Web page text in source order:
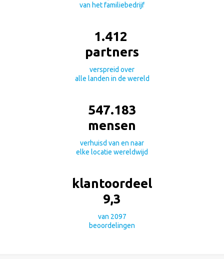
van het familiebedrijf
1.412
partners
verspreid over
alle landen in de wereld
547.183
mensen
verhuisd van en naar
elke locatie wereldwijd
klantoordeel
9,3
van 2097
beoordelingen